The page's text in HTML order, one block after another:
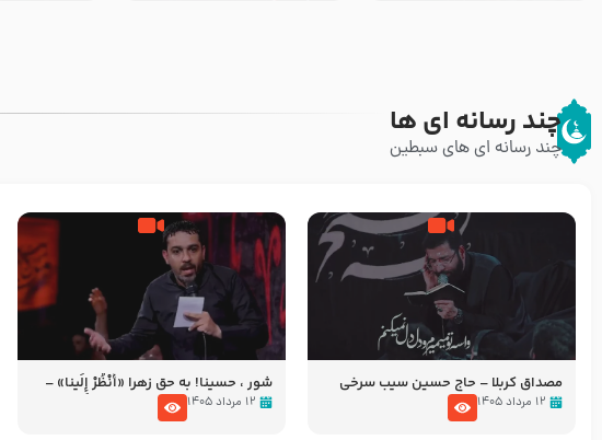
چند رسانه ای ها
چند رسانه ای های سبطین
مصداق کربلا – حاج حسین سیب سرخی
۱۲ مرداد ۱۴۰۵
شور ، حسینا! به‌ حق زهرا «أُنْظُرْ إِلَینا» –
عزاداری شب هفتم ماه محرّم 1405
۱۲ مرداد ۱۴۰۵